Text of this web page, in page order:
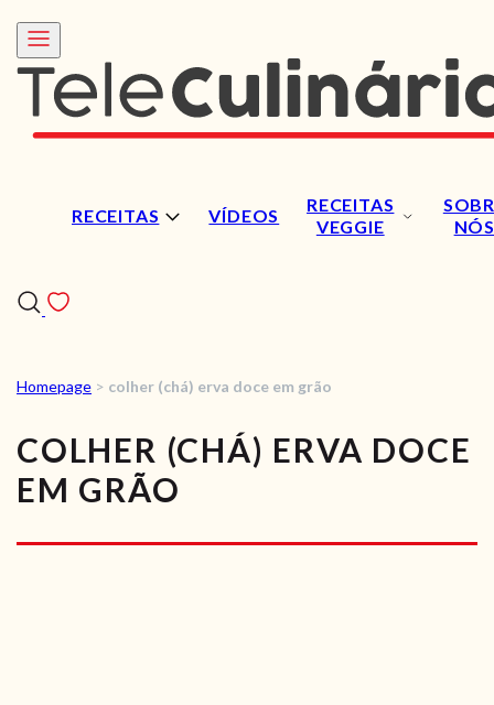
RECEITAS VÍDEOS
RECEITAS
VEGGIE
NÓS
RECEITAS
VÍDEOS
Homepage > colher (chá) erva doce em grão
COLHER (CHÁ) ERVA DOCE
EM GRÃO